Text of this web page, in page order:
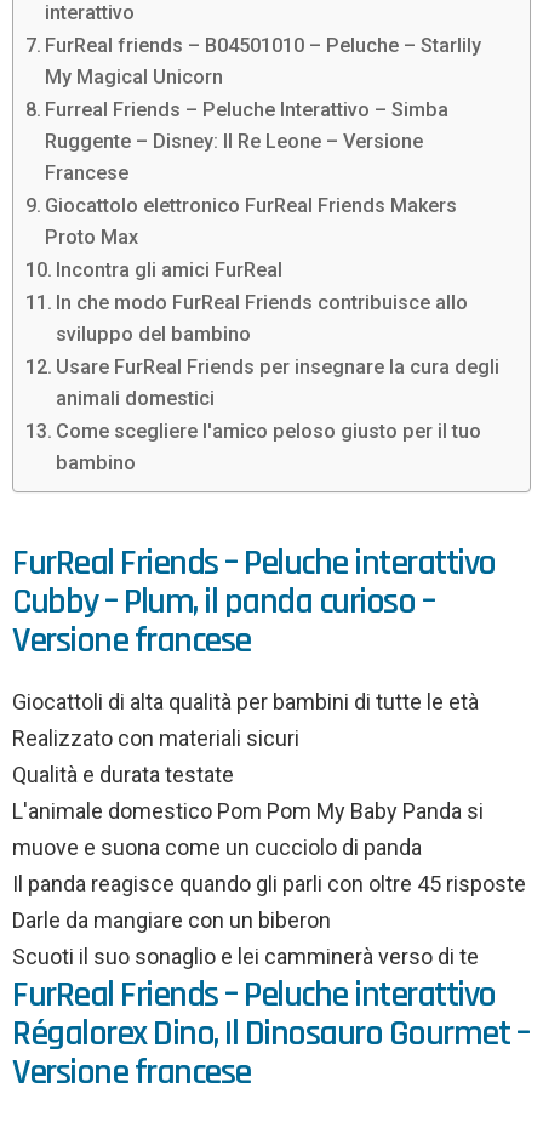
interattivo
FurReal friends – B04501010 – Peluche – Starlily
My Magical Unicorn
Furreal Friends – Peluche Interattivo – Simba
Ruggente – Disney: Il Re Leone – Versione
Francese
Giocattolo elettronico FurReal Friends Makers
Proto Max
Incontra gli amici FurReal
In che modo FurReal Friends contribuisce allo
sviluppo del bambino
Usare FurReal Friends per insegnare la cura degli
animali domestici
Come scegliere l'amico peloso giusto per il tuo
bambino
FurReal Friends – Peluche interattivo
Cubby – Plum, il panda curioso –
Versione francese
Giocattoli di alta qualità per bambini di tutte le età
Realizzato con materiali sicuri
Qualità e durata testate
L'animale domestico Pom Pom My Baby Panda si
muove e suona come un cucciolo di panda
Il panda reagisce quando gli parli con oltre 45 risposte
Darle da mangiare con un biberon
Scuoti il ​​suo sonaglio e lei camminerà verso di te
FurReal Friends – Peluche interattivo
Régalorex Dino, Il Dinosauro Gourmet –
Versione francese